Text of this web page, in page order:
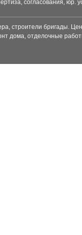
согласования, юр.
строители бригады.
дома, отделочные